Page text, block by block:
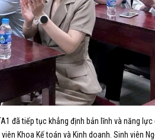
đã tiếp tục khẳng định bản lĩnh và năng
Khoa Kế toán và Kinh doanh. Sinh viên